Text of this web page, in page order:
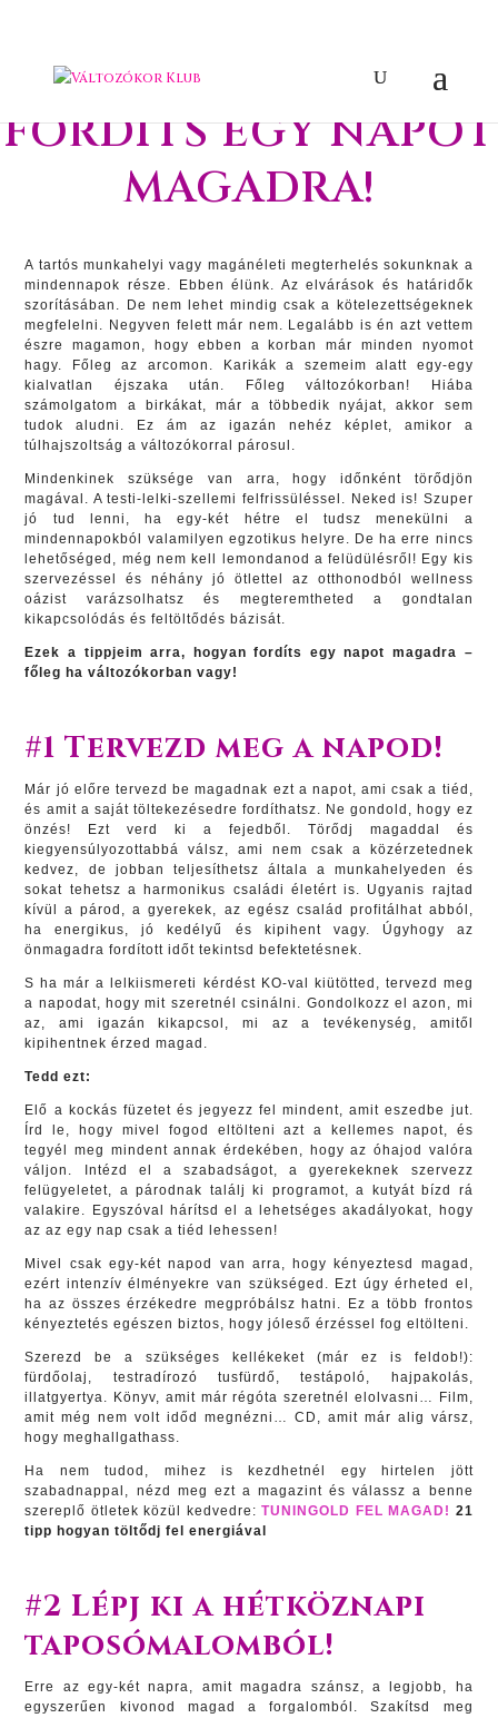
FORDÍTS EGY NAPOT
MAGADRA!
A tartós munkahelyi vagy magánéleti megterhelés sokunknak a
mindennapok része. Ebben élünk. Az elvárások és határidők
szorításában. De nem lehet mindig csak a kötelezettségeknek
megfelelni. Negyven felett már nem. Legalább is én azt vettem
észre magamon, hogy ebben a korban már minden nyomot
hagy. Főleg az arcomon. Karikák a szemeim alatt egy-egy
kialvatlan éjszaka után. Főleg változókorban! Hiába
számolgatom a birkákat, már a többedik nyájat, akkor sem
tudok aludni. Ez ám az igazán nehéz képlet, amikor a
túlhajszoltság a változókorral párosul.
Mindenkinek szüksége van arra, hogy időnként törődjön
magával. A testi-lelki-szellemi felfrissüléssel. Neked is! Szuper
jó tud lenni, ha egy-két hétre el tudsz menekülni a
mindennapokból valamilyen egzotikus helyre. De ha erre nincs
lehetőséged, még nem kell lemondanod a felüdülésről! Egy kis
szervezéssel és néhány jó ötlettel az otthonodból wellness
oázist varázsolhatsz és megteremtheted a gondtalan
kikapcsolódás és feltöltődés bázisát.
Ezek a tippjeim arra, hogyan fordíts egy napot magadra –
főleg ha változókorban vagy!
#1 Tervezd meg a napod!
Már jó előre tervezd be magadnak ezt a napot, ami csak a tiéd,
és amit a saját töltekezésedre fordíthatsz. Ne gondold, hogy ez
önzés! Ezt verd ki a fejedből. Törődj magaddal és
kiegyensúlyozottabbá válsz, ami nem csak a közérzetednek
kedvez, de jobban teljesíthetsz általa a munkahelyeden és
sokat tehetsz a harmonikus családi életért is. Ugyanis rajtad
kívül a párod, a gyerekek, az egész család profitálhat abból,
ha energikus, jó kedélyű és kipihent vagy. Úgyhogy az
önmagadra fordított időt tekintsd befektetésnek.
S ha már a lelkiismereti kérdést KO-val kiütötted, tervezd meg
a napodat, hogy mit szeretnél csinálni. Gondolkozz el azon, mi
az, ami igazán kikapcsol, mi az a tevékenység, amitől
kipihentnek érzed magad.
Tedd ezt:
Elő a kockás füzetet és jegyezz fel mindent, amit eszedbe jut.
Írd le, hogy mivel fogod eltölteni azt a kellemes napot, és
tegyél meg mindent annak érdekében, hogy az óhajod valóra
váljon. Intézd el a szabadságot, a gyerekeknek szervezz
felügyeletet, a párodnak találj ki programot, a kutyát bízd rá
valakire. Egyszóval hárítsd el a lehetséges akadályokat, hogy
az az egy nap csak a tiéd lehessen!
Mivel csak egy-két napod van arra, hogy kényeztesd magad,
ezért intenzív élményekre van szükséged. Ezt úgy érheted el,
ha az összes érzékedre megpróbálsz hatni. Ez a több frontos
kényeztetés egészen biztos, hogy jóleső érzéssel fog eltölteni.
Szerezd be a szükséges kellékeket (már ez is feldob!):
fürdőolaj, testradírozó tusfürdő, testápoló, hajpakolás,
illatgyertya. Könyv, amit már régóta szeretnél elolvasni… Film,
amit még nem volt időd megnézni… CD, amit már alig vársz,
hogy meghallgathass.
Ha nem tudod, mihez is kezdhetnél egy hirtelen jött
szabadnappal, nézd meg ezt a magazint és válassz a benne
szereplő ötletek közül kedvedre:TUNINGOLD FEL MAGAD! 21
tipp hogyan töltődj fel energiával
#2 Lépj ki a hétköznapi
taposómalomból!
Erre az egy-két napra, amit magadra szánsz, a legjobb, ha
egyszerűen kivonod magad a forgalomból. Szakítsd meg